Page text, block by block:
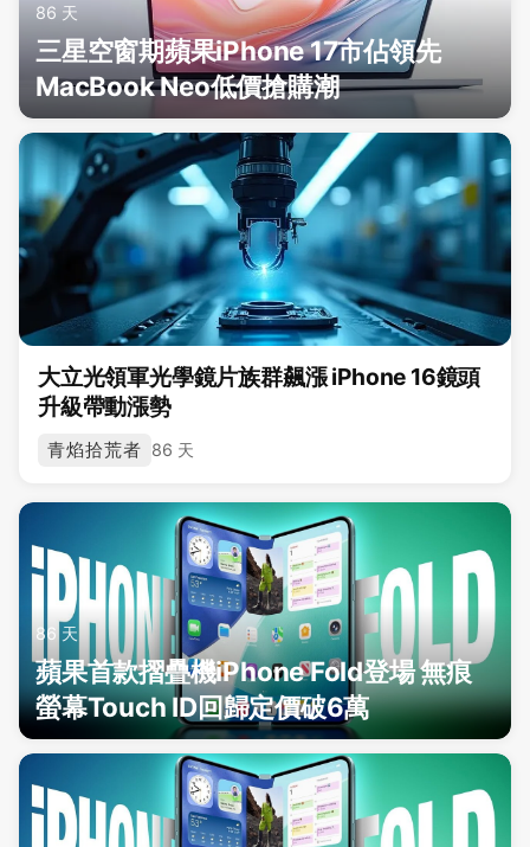
86 天
三星空窗期蘋果iPhone 17市佔領先
MacBook Neo低價搶購潮
大立光領軍光學鏡片族群飆漲 iPhone 16鏡頭
升級帶動漲勢
青焰拾荒者 86 天
86 天
蘋果首款摺疊機iPhone Fold登場 無痕
螢幕Touch ID回歸定價破6萬